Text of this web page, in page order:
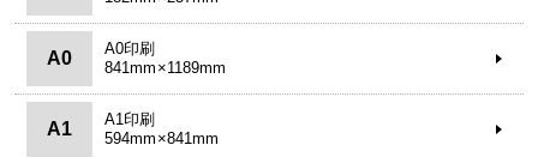
A0
A0印刷
841mm×1189mm
A1
A1印刷
594mm×841mm